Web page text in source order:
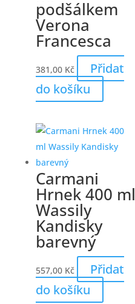
podšálkem
Verona
Francesca
381,00 Kč
Přidat
do košíku
Carmani
Hrnek 400 ml
Wassily
Kandisky
barevný
557,00 Kč
Přidat
do košíku